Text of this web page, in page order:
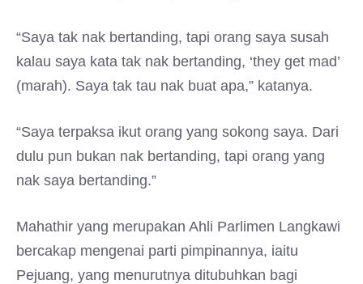
“Saya tak nak bertanding, tapi orang saya susah
kalau saya kata tak nak bertanding, ‘they get mad’
(marah). Saya tak tau nak buat apa,” katanya.
“Saya terpaksa ikut orang yang sokong saya. Dari
dulu pun bukan nak bertanding, tapi orang yang
nak saya bertanding.”
Mahathir yang merupakan Ahli Parlimen Langkawi
bercakap mengenai parti pimpinannya, iaitu
Pejuang, yang menurutnya ditubuhkan bagi